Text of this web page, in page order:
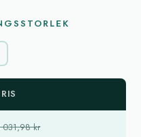
031,98 kr